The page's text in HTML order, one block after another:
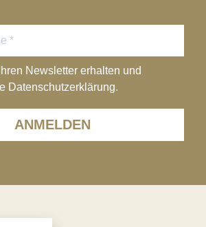
ANMELDEN
Newsletter erhalten und
Datenschutzerklärung.